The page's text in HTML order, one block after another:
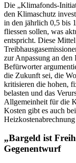
Die „Klimafonds-
den Klimaschutz
in den jährlich 0,5 bis
fliessen sollen, was
entspricht. Diese
zur Anpassung an
Befürworter
die Zukunft sei, die
kritisieren die hohen,
belasten und das
Allgemeinheit für die
Kosten gibt es auch
„Bargeld ist
Gegenentwurf